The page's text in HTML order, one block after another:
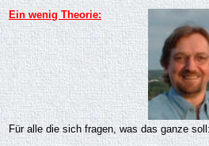
Ein wenig Theorie:
Für alle die sich fragen, was das ganze soll: